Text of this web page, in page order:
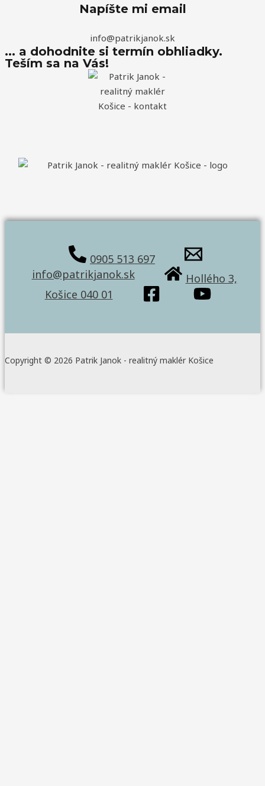
Napíšte mi email
info@patrikjanok.sk
... a dohodnite si termín obhliadky.
Teším sa na Vás!
0905 513 697
info@patrikjanok.sk
Hollého 3,
Košice 040 01
Copyright © 2026 Patrik Janok - realitný maklér Košice